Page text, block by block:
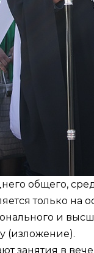
общего,
только
и
(изложение).
занятия в